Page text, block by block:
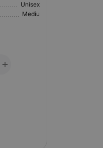
Unisex
Mediu
+